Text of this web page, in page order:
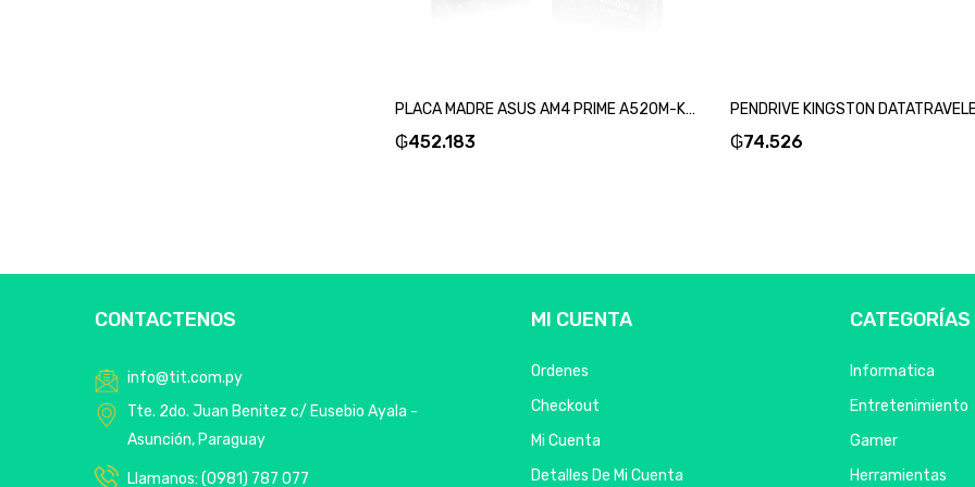
PLACA MADRE ASUS AM4 PRIME A520M-K V/S/R/HDMI/DVI/COM/M2/DDR4/MATX-SKU:87575
₲452.183 ₲74.526
CONTACTENOS
info@tit.com.py
Tte. 2do. Juan Benitez c/ Eusebio Ayala -
Asunción, Paraguay
Llamanos: (0981) 787 077
MI CUENTA
Ordenes
Checkout
Mi Cuenta
Detalles De Mi Cuenta
CATEGORÍAS
Informatica
Entretenimiento
Gamer
Herramientas